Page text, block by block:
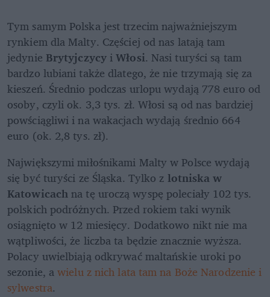
Tym samym Polska jest trzecim najważniejszym
rynkiem dla Malty. Częściej od nas latają tam
jedynie Brytyjczycy i Włosi. Nasi turyści są tam
bardzo lubiani także dlatego, że nie trzymają się za
kieszeń. Średnio podczas urlopu wydają 778 euro od
osoby, czyli ok. 3,3 tys. zł. Włosi są od nas bardziej
powściągliwi i na wakacjach wydają średnio 664
euro (ok. 2,8 tys. zł).
Największymi miłośnikami Malty w Polsce wydają
się być turyści ze Śląska. Tylko z lotniska w
Katowicach na tę uroczą wyspę poleciały 102 tys.
polskich podróżnych. Przed rokiem taki wynik
osiągnięto w 12 miesięcy. Dodatkowo nikt nie ma
wątpliwości, że liczba ta będzie znacznie wyższa.
Polacy uwielbiają odkrywać maltańskie uroki po
sezonie, a wielu z nich lata tam na Boże Narodzenie i
sylwestra.